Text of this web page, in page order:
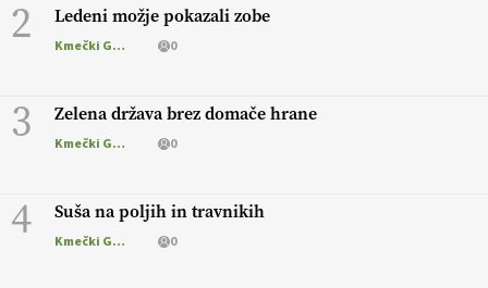
2 Ledeni možje pokazali zobe
Kmečki Glas 0
3 Zelena država brez domače hrane
Kmečki Glas 0
4 Suša na poljih in travnikih
Kmečki Glas 0